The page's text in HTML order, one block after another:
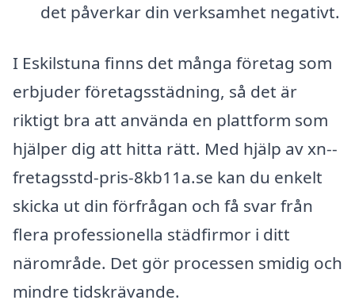
det påverkar din verksamhet negativt.
I Eskilstuna finns det många företag som
erbjuder företagsstädning, så det är
riktigt bra att använda en plattform som
hjälper dig att hitta rätt. Med hjälp av xn--
fretagsstd-pris-8kb11a.se kan du enkelt
skicka ut din förfrågan och få svar från
flera professionella städfirmor i ditt
närområde. Det gör processen smidig och
mindre tidskrävande.